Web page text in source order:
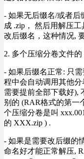
- 如果无后缀名/或者后
成 .zip， 然后用解压
改后缀名，这种情况,
2. 多个压缩分卷文件
- 如果后缀名正常: 只
程中会自动调用其他
需要提前全部下载好),
别的 (RAR格式的第一
个压缩分卷是叫
的 XXX.zip ) .
- 如果是需要改后缀的
命名好才能正常解压,